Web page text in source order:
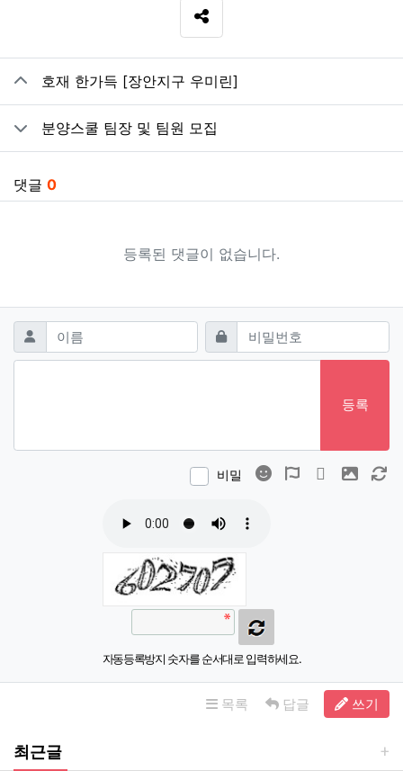
SNS 공유
관련자료
호재 한가득 [장안지구 우미린]
분양스쿨 팀장 및 팀원 모집
댓글 0
등록된 댓글이 없습니다.
댓글쓰기
이름 필수 비밀번호필수
등록
비밀 이모티콘폰트어썸
동영상 이미지
자동등록방지 숫자를 순서대로 입력하세요.
목록 답글 쓰기
최근글